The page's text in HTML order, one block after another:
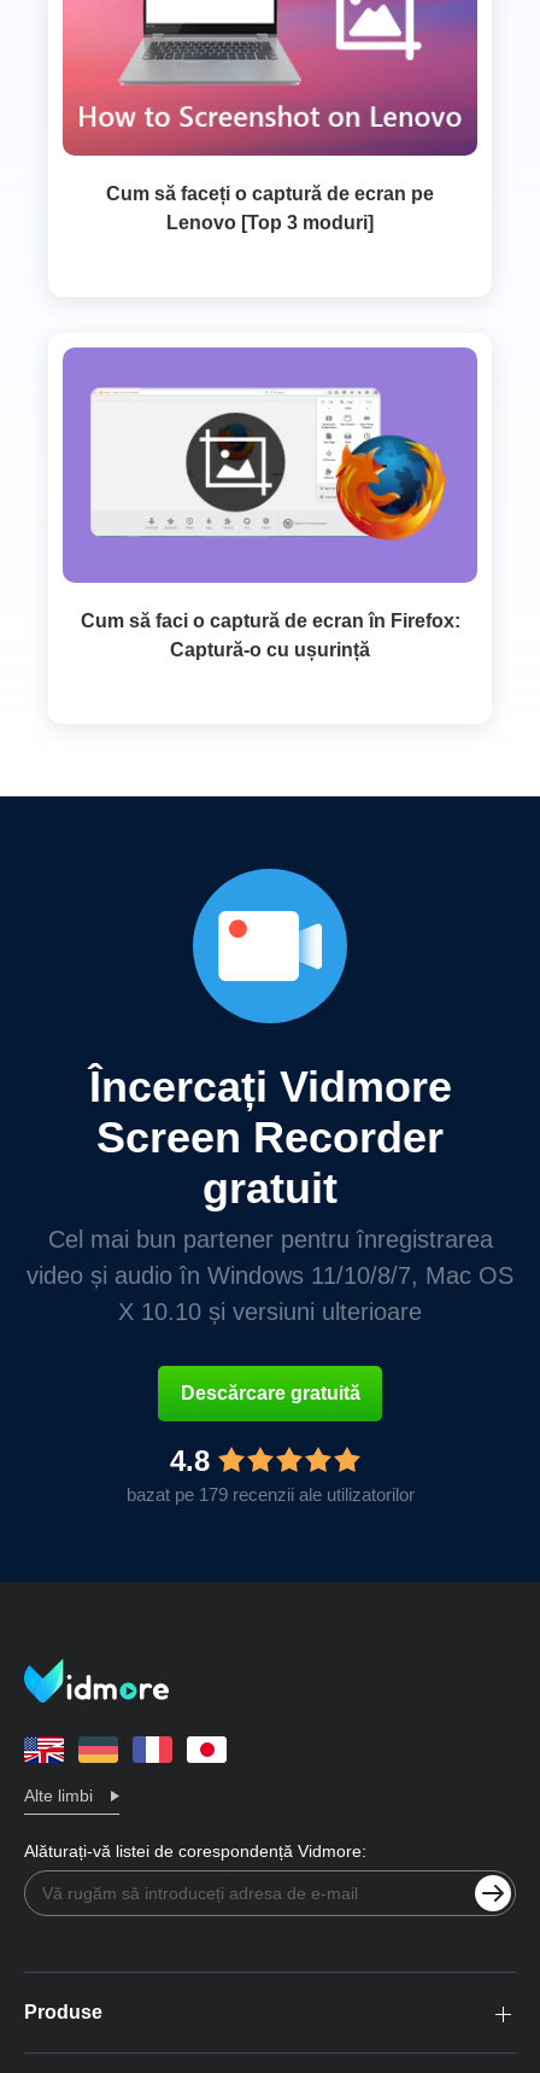
Cum să faceți o captură de ecran pe
Lenovo [Top 3 moduri]
Cum să faci o captură de ecran în Firefox:
Captură-o cu ușurință
Încercați Vidmore
Screen Recorder
gratuit
Cel mai bun partener pentru înregistrarea
video și audio în Windows 11/10/8/7, Mac OS
X 10.10 și versiuni ulterioare
Descărcare gratuită
4.8
bazat pe 179 recenzii ale utilizatorilor
Alte limbi
Alăturați-vă listei de corespondență Vidmore:
Produse